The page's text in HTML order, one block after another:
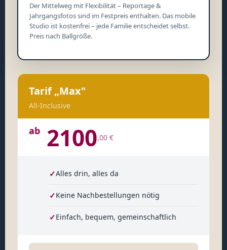
Der Mittelweg mit Flexibilität – Reportage &
Jahrgangsfotos sind im Festpreis enthalten. Das mobile
Studio ist kostenfrei – jede Familie entscheidet selbst.
Preis nach Ballgröße.
Tarif „Max"
All-Inclusive
ab 2100,00 €
✓Alles drin, alles da
✓Keine Nachbestellungen nötig
✓Einfach, bequem, gemeinschaftlich